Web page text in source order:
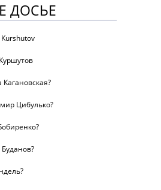
ДОСЬЕ
Кагановская?
Цибулько?